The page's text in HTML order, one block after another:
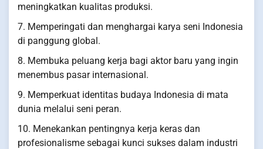
meningkatkan kualitas produksi.
7. Memperingati dan menghargai karya seni Indonesia
di panggung global.
8. Membuka peluang kerja bagi aktor baru yang ingin
menembus pasar internasional.
9. Memperkuat identitas budaya Indonesia di mata
dunia melalui seni peran.
10. Menekankan pentingnya kerja keras dan
profesionalisme sebagai kunci sukses dalam industri